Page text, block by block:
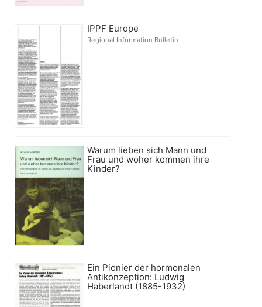
IPPF Europe
Regional Information Bulletin
Warum lieben sich Mann und
Frau und woher kommen ihre
Kinder?
Ein Pionier der hormonalen
Antikonzeption: Ludwig
Haberlandt (1885-1932)